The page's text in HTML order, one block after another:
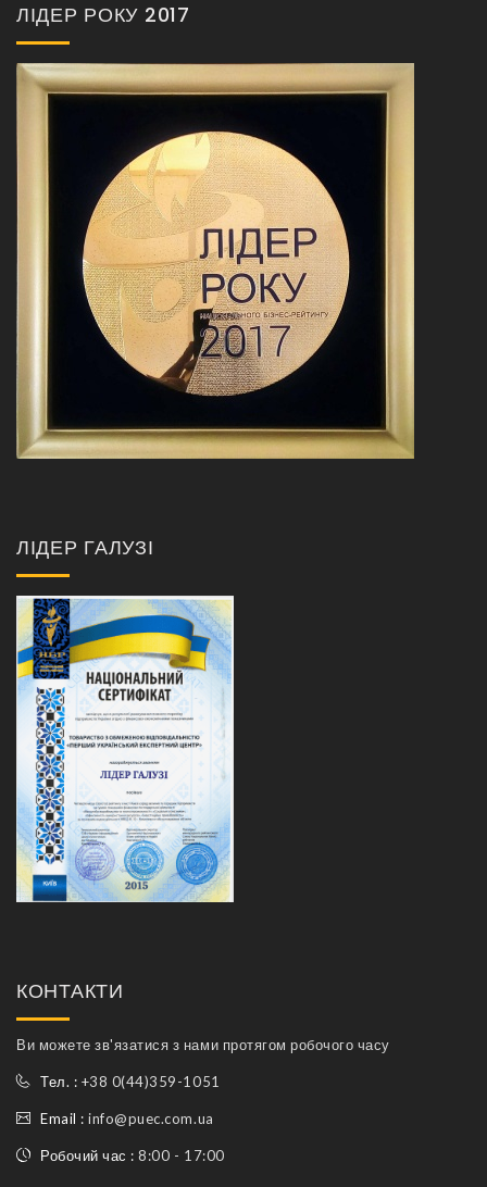
ЛІДЕР РОКУ 2017
ЛІДЕР ГАЛУЗІ
КОНТАКТИ
Ви можете зв'язатися з нами протягом робочого часу
Тел. : +38 0(44)359-1051
Email :info@puec.com.ua
Робочий час :8:00 - 17:00